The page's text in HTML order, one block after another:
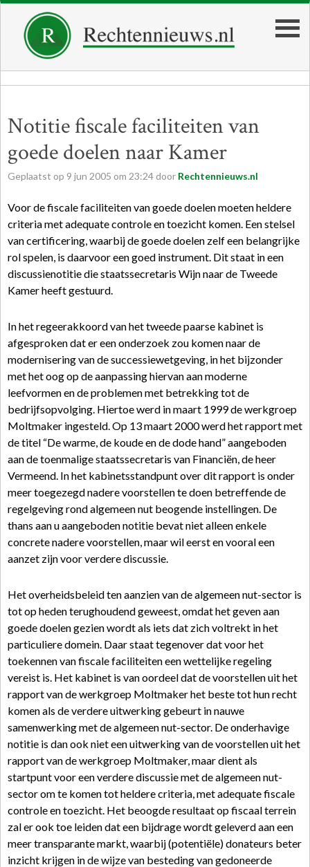
Notitie fiscale faciliteiten van
goede doelen naar Kamer
Geplaatst op 9 jun 2005 om 23:24 door Rechtennieuws.nl
Voor de fiscale faciliteiten van goede doelen moeten heldere
criteria met adequate controle en toezicht komen. Een stelsel
van certificering, waarbij de goede doelen zelf een belangrijke
rol spelen, is daarvoor een goed instrument. Dit staat in een
discussienotitie die staatssecretaris Wijn naar de Tweede
Kamer heeft gestuurd.
In het regeerakkoord van het tweede paarse kabinet is
afgesproken dat er een onderzoek zou komen naar de
modernisering van de successiewetgeving, in het bijzonder
met het oog op de aanpassing hiervan aan moderne
leefvormen en de problemen met betrekking tot de
bedrijfsopvolging. Hiertoe werd in maart 1999 de werkgroep
Moltmaker ingesteld. Op 13 maart 2000 werd het rapport met
de titel “De warme, de koude en de dode hand” aangeboden
aan de toenmalige staatssecretaris van Financiën, de heer
Vermeend. In het kabinetsstandpunt over dit rapport is onder
meer toegezegd nadere voorstellen te doen betreffende de
regelgeving rond algemeen nut beogende instellingen. De
thans aan u aangeboden notitie bevat niet alleen enkele
concrete nadere voorstellen, maar wil eerst en vooral een
aanzet zijn voor verdere discussie.
Het overheidsbeleid ten aanzien van de algemeen nut-sector is
tot op heden terughoudend geweest, omdat het geven aan
goede doelen gezien wordt als iets dat zich voltrekt in het
particuliere domein. Daar staat tegenover dat voor het
toekennen van fiscale faciliteiten een wettelijke regeling
vereist is. Het kabinet is van oordeel dat de voorstellen uit het
rapport van de werkgroep Moltmaker het beste tot hun recht
komen als de verdere uitwerking gebeurt in nauwe
samenwerking met de algemeen nut-sector. De onderhavige
notitie is dan ook niet een uitwerking van de voorstellen uit het
rapport van de werkgroep Moltmaker, maar dient als
startpunt voor een verdere discussie met de algemeen nut-
sector om te komen tot heldere criteria, met adequate fiscale
controle en toezicht. Het beoogde resultaat op fiscaal terrein
zal er ook toe leiden dat een bijdrage wordt geleverd aan een
meer transparante markt, waarbij (potentiële) donateurs beter
inzicht krijgen in de wijze van besteding van gedoneerde